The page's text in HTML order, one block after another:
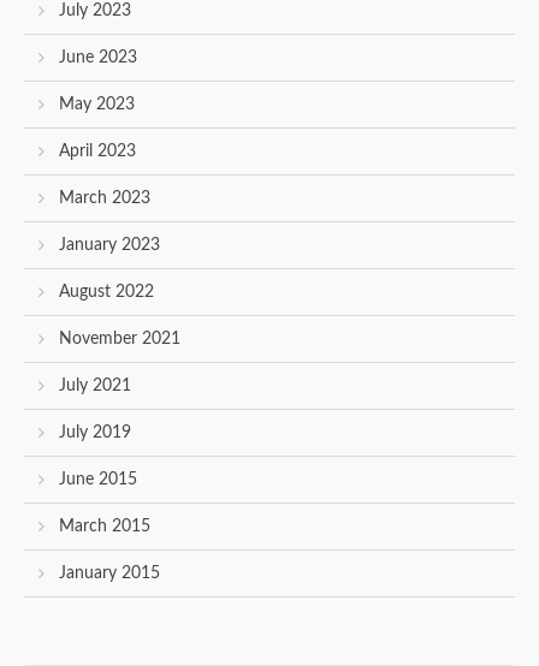
July 2023
June 2023
May 2023
April 2023
March 2023
January 2023
August 2022
November 2021
July 2021
July 2019
June 2015
March 2015
January 2015